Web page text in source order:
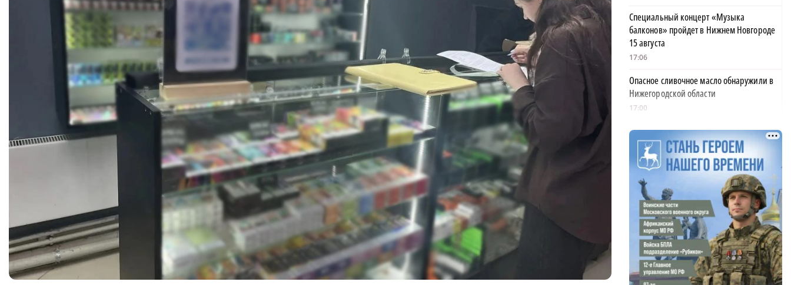
Специальный концерт «Музыка
балконов» пройдет в Нижнем Новгороде
15 августа
17:06
Опасное сливочное масло обнаружили в
Нижегородской области
17:00
АО «Транснефть – Верхняя Волга»
удостоено Благодарности Президента
России
16:59
Жители Навашина предложили меры по
улучшению демографии в округе
16:56
Глава фонда «Сострадание-НН» призвал
оставить кошкам доступ в подвалы
16:53